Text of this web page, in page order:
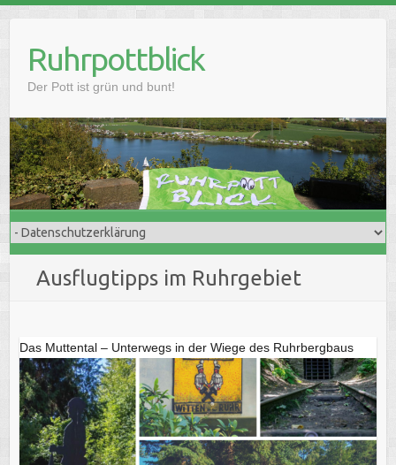
contentRuhrpottblick
Der Pott ist grün und bunt!
Ausflugtipps im Ruhrgebiet
Das Muttental – Unterwegs in der Wiege des Ruhrbergbaus